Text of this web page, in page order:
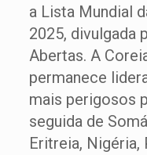
a Lista Mundial
2025, divulgada
Abertas. A
permanece
mais perigosos
seguida de
Eritreia, Nigéria,